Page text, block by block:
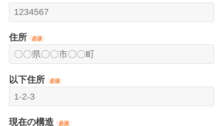
住所 必須
以下住所 必須
現在の構造 必須